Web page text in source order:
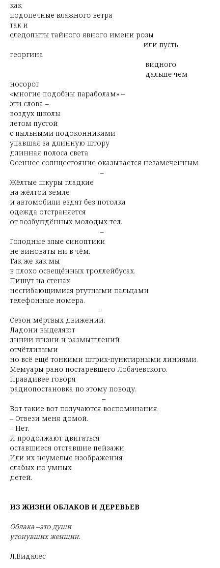
как
подопечные влажного ветра
так и
следопыты тайного явного имени розы
или пусть
георгина
видного
дальше чем
носорог
«многие подобны параболам» –
эти слова –
воздух школы
летом пустой
с пыльными подоконниками
упавшая за длинную штору
длинная полоса света
Осеннее солнцестояние оказывается незамеченным
–
Жёлтые шкуры гладкие
на жёлтой земле
и автомобили ездят без потолка
одежда отстраняется
от возбуждённых молодых тел.
–
Голодные злые синоптики
не виноваты ни в чём.
Так же как мы
в плохо освещённых троллейбусах.
Пишут на стенах
несгибающимися ртутными пальцами
телефонные номера.
–
Сезон мёртвых движений.
Ладони выделяют
линии жизни и размышлений
отчётливыми
но всё ещё тонкими штрих-пунктирными линиями.
Мемуары рано постаревшего Лобачевского.
Правдивее говоря
радиопостановка по этому поводу.
–
Вот такие вот получаются воспоминания.
– Отвези меня домой.
– Нет.
И продолжают двигаться
оставшиеся отставшие пейзажи.
Или их неумелые изображения
слабых но умных
детей.
ИЗ ЖИЗНИ ОБЛАКОВ И ДЕРЕВЬЕВ
Облака –это души
утонувших женщин.
Л.Видалес